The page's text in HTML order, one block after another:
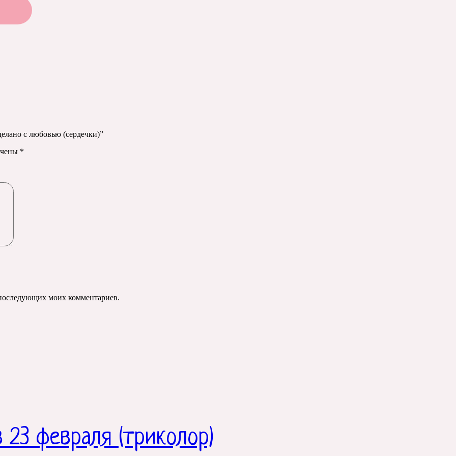
с любовью (сердечки)”
*
моих комментариев.
февраля (триколор)